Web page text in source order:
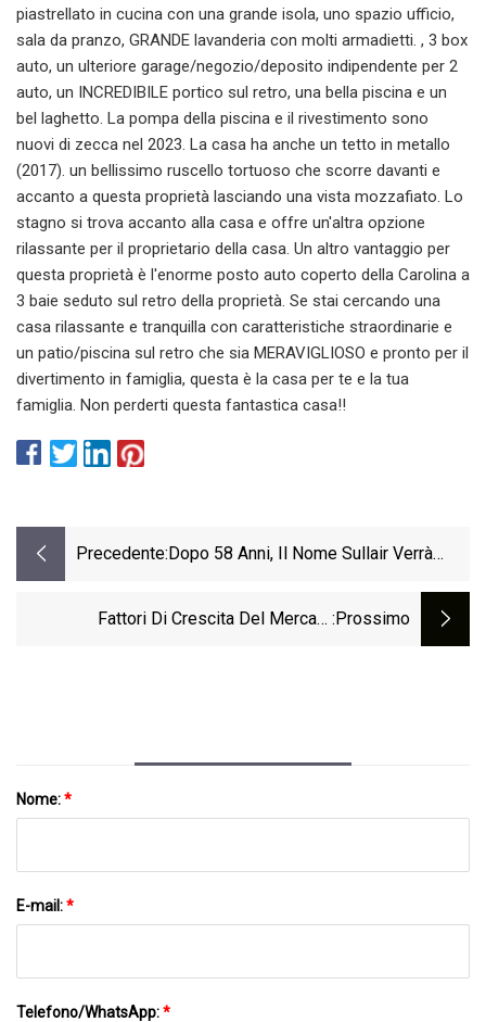
piastrellato in cucina con una grande isola, uno spazio ufficio,
sala da pranzo, GRANDE lavanderia con molti armadietti. , 3 box
auto, un ulteriore garage/negozio/deposito indipendente per 2
auto, un INCREDIBILE portico sul retro, una bella piscina e un
bel laghetto. La pompa della piscina e il rivestimento sono
nuovi di zecca nel 2023. La casa ha anche un tetto in metallo
(2017). un bellissimo ruscello tortuoso che scorre davanti e
accanto a questa proprietà lasciando una vista mozzafiato. Lo
stagno si trova accanto alla casa e offre un'altra opzione
rilassante per il proprietario della casa. Un altro vantaggio per
questa proprietà è l'enorme posto auto coperto della Carolina a
3 baie seduto sul retro della proprietà. Se stai cercando una
casa rilassante e tranquilla con caratteristiche straordinarie e
un patio/piscina sul retro che sia MERAVIGLIOSO e pronto per il
divertimento in famiglia, questa è la casa per te e la tua
famiglia. Non perderti questa fantastica casa!!
Precedente: Dopo 58 Anni, Il Nome Sullair Verrà
Fattori Di Crescita Del Mercato :Prossimo
Nome:*
E-mail:*
Telefono/WhatsApp:*